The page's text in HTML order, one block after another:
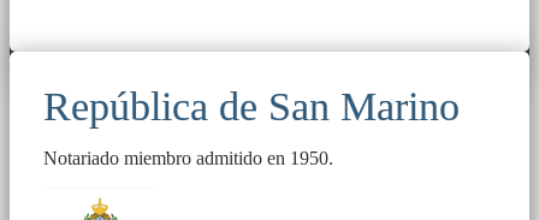
República de San Marino
Notariado miembro admitido en 1950.